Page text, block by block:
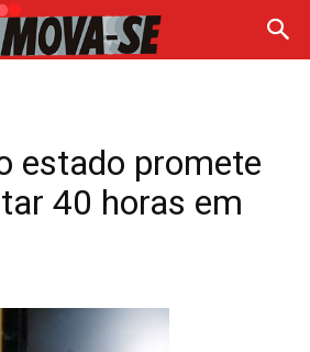
estado promete
40 horas em